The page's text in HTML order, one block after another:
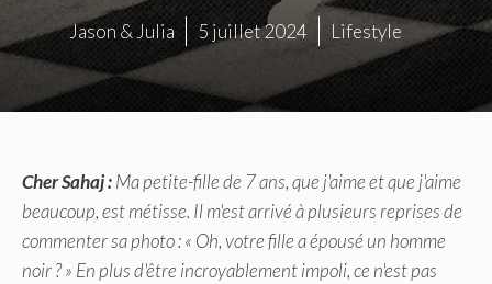
Jason & Julia 5 juillet 2024 Lifestyle
Cher Sahaj :Ma petite-fille de 7 ans, que j'aime et que j'aime
beaucoup, est métisse. Il m'est arrivé à plusieurs reprises de
commenter sa photo : « Oh, votre fille a épousé un homme
noir ? » En plus d'être incroyablement impoli, ce n'est pas